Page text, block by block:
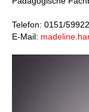
Telefon: 0151/
E-Mail: